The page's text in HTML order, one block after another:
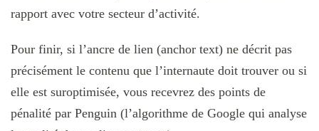
rapport avec votre secteur d’activité.
Pour finir, si l’ancre de lien (anchor text) ne décrit pas
précisément le contenu que l’internaute doit trouver ou si
elle est suroptimisée, vous recevrez des points de
pénalité par Penguin (l’algorithme de Google qui analyse